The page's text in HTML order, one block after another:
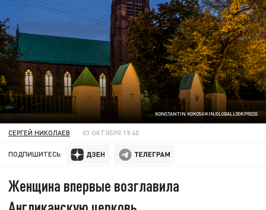
KONSTANTIN KOKOSHKIN/GLOBALLOOKPRESS
СЕРГЕЙ НИКОЛАЕВ 03 ОКТЯБРЯ 19:40
ПОДПИШИТЕСЬ:
Женщина впервые возглавила